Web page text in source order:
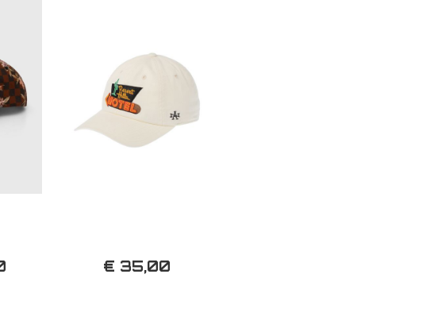
€ 35,00